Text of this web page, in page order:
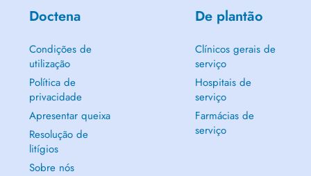
Doctena
Condições de
utilização
Política de
privacidade
Apresentar queixa
Resolução de
litígios
Sobre nós
De plantão
Clínicos gerais de
serviço
Hospitais de
serviço
Farmácias de
serviço